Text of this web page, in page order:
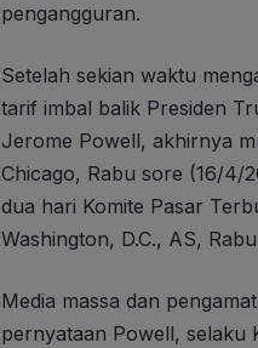
pengangguran.
Setelah sekian waktu
tarif imbal balik Presiden
Jerome Powell, akhirnya
Chicago, Rabu sore (16/4/
dua hari Komite Pasar
Washington, D.C., AS,
Media massa dan
pernyataan Powell, selaku